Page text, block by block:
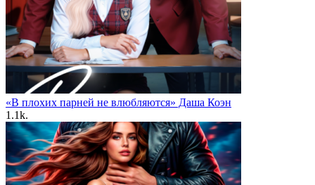
«В плохих парней не влюбляются» Даша Коэн
1.1k.